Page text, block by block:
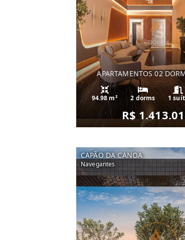
APARTAMENTOS 02
94.98 m² 2 dorms 1
R$
CAPÃO DA CANOA
Navegantes